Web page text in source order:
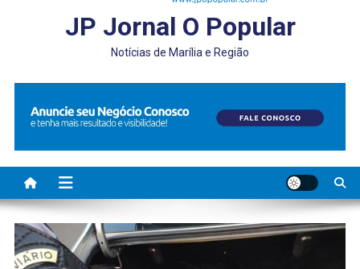
JP Jornal O Popular
Notícias de Marília e Região